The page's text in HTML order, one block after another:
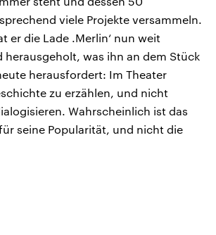
viele Projekte versammeln.
er die Lade .Merlin‘ nun weit
herausgeholt, was ihn an dem Stück
herausfordert: Im Theater
zu erzählen, und nicht
Wahrscheinlich ist das
seine Popularität, und nicht die